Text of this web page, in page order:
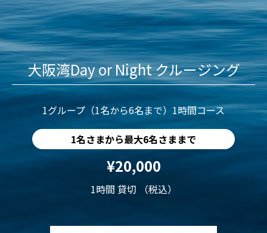
大阪湾Day or Night クルージング
1グループ（1名から6名まで）1時間コース
1名さまから最大6名さままで
¥20,000
1時間 貸切 （税込）